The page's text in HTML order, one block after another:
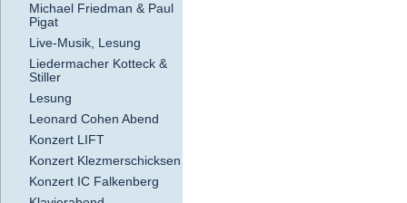
Michael Friedman & Paul
Pigat
Live-Musik, Lesung
Liedermacher Kotteck &
Stiller
Lesung
Leonard Cohen Abend
Konzert LIFT
Konzert Klezmerschicksen
Konzert IC Falkenberg